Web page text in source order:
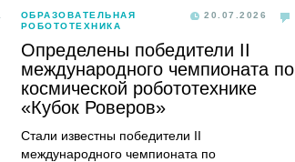
ОБРАЗОВАТЕЛЬНАЯ
РОБОТОТЕХНИКА
20.07.2026
Определены победители II
международного чемпионата по
космической робототехнике
«Кубок Роверов»
Стали известны победители II
международного чемпионата по